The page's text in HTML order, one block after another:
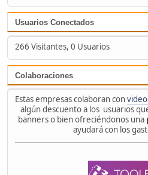
Usuarios Conectados
266 Visitantes, 0 Usuarios
Colaboraciones
Estas empresas colaboran con
algún descuento a los usuarios
banners o bien ofreciéndonos una
ayudará con los